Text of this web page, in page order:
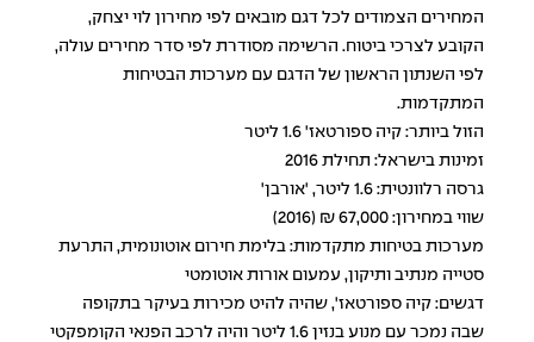
המחירים הצמודים לכל דגם מובאים לפי מחירון לוי יצחק,
הקובע לצרכי ביטוח. הרשימה מסודרת לפי סדר מחירים עולה,
לפי השנתון הראשון של הדגם עם מערכות הבטיחות
המתקדמות.
הזול ביותר: קיה ספורטאז' 1.6 ליטר
זמינות בישראל: תחילת 2016
גרסה רלוונטית: 1.6 ליטר, 'אורבן'
שווי במחירון: 67,000 ₪ (2016)
מערכות בטיחות מתקדמות: בלימת חירום אוטונומית, התרעת
סטייה מנתיב ותיקון, עמעום אורות אוטומטי
דגשים: קיה ספורטאז', שהיה להיט מכירות בעיקר בתקופה
שבה נמכר עם מנוע בנזין 1.6 ליטר והיה לרכב הפנאי הקומפקטי